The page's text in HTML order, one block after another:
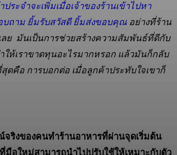
ระจำจะเพิ่มเมื่อเจ้าของร้านเข้าไปหา
บถาม ยิ้มรับสวัสดี ยิ้มส่งขอบคุณ อย่างที่ร้าน
ย มันเป็นการช่วยสร้างความสัมพันธ์ที่ดีกับ
ห้เราขาดทุนอะไรมากหรอก แล้วมันก็กลับ
ดคือ การบอกต่อ เมื่อลูกค้าประทับใจเขาก็
ริงของคนทำร้านอาหารที่ผ่านจุดเริ่มต้น
มือใหม่สามารถนำไปปรับใช้ให้เหมาะกับตัว